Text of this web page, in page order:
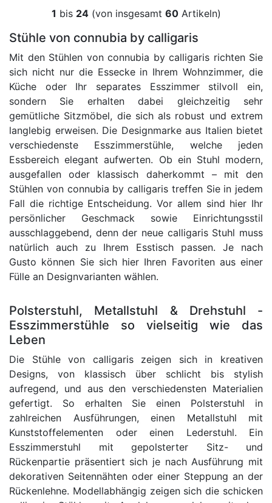
1 bis 24(von insgesamt 60Artikeln)
Stühle von connubia by calligaris
Mit den Stühlen von connubia by calligaris richten Sie
sich nicht nur die Essecke in Ihrem Wohnzimmer, die
Küche oder Ihr separates Esszimmer stilvoll ein,
sondern Sie erhalten dabei gleichzeitig sehr
gemütliche Sitzmöbel, die sich als robust und extrem
langlebig erweisen. Die Designmarke aus Italien bietet
verschiedenste Esszimmerstühle, welche jeden
Essbereich elegant aufwerten. Ob ein Stuhl modern,
ausgefallen oder klassisch daherkommt – mit den
Stühlen von connubia by calligaris treffen Sie in jedem
Fall die richtige Entscheidung. Vor allem sind hier Ihr
persönlicher Geschmack sowie Einrichtungsstil
ausschlaggebend, denn der neue calligaris Stuhl muss
natürlich auch zu Ihrem Esstisch passen. Je nach
Gusto können Sie sich hier Ihren Favoriten aus einer
Fülle an Designvarianten wählen.
Polsterstuhl, Metallstuhl & Drehstuhl -
Esszimmerstühle so vielseitig wie das
Leben
Die Stühle von calligaris zeigen sich in kreativen
Designs, von klassisch über schlicht bis stylish
aufregend, und aus den verschiedensten Materialien
gefertigt. So erhalten Sie einen Polsterstuhl in
zahlreichen Ausführungen, einen Metallstuhl mit
Kunststoffelementen oder einen Lederstuhl. Ein
Esszimmerstuhl mit gepolsterter Sitz- und
Rückenpartie präsentiert sich je nach Ausführung mit
dekorativen Seitennähten oder einer Steppung an der
Rückenlehne. Modellabhängig zeigen sich die schicken